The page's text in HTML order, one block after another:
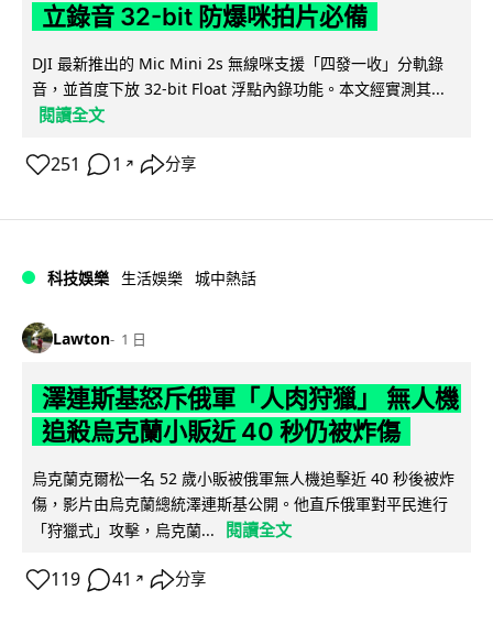
立錄音 32-bit 防爆咪拍片必備
DJI 最新推出的 Mic Mini 2s 無線咪支援「四發一收」分軌錄
音，並首度下放 32-bit Float 浮點內錄功能。本文經實測其...
閱讀全文
251 1 ↗ 分享
科技娛樂 生活娛樂 城中熱話
Lawton 1 日
澤連斯基怒斥俄軍「人肉狩獵」 無人機
追殺烏克蘭小販近 40 秒仍被炸傷
烏克蘭克爾松一名 52 歲小販被俄軍無人機追擊近 40 秒後被炸
傷，影片由烏克蘭總統澤連斯基公開。他直斥俄軍對平民進行
「狩獵式」攻擊，烏克蘭...
閱讀全文
119 41 ↗ 分享